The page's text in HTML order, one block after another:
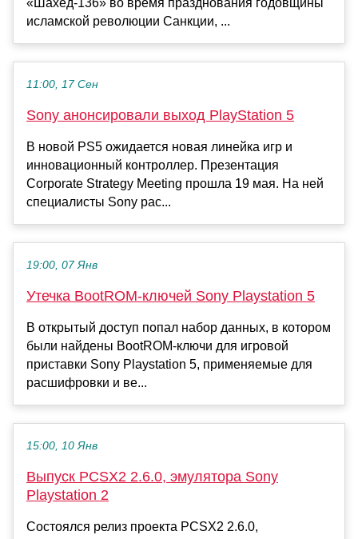
«Шахед-136» во время празднования годовщины
исламской революции Санкции, ...
11:00, 17 Сен
Sony анонсировали выход PlayStation 5
В новой PS5 ожидается новая линейка игр и
инновационный контроллер. Презентация
Corporate Strategy Meeting прошла 19 мая. На ней
специалисты Sony рас...
19:00, 07 Янв
Утечка BootROM-ключей Sony Playstation 5
В открытый доступ попал набор данных, в котором
были найдены BootROM-ключи для игровой
приставки Sony Playstation 5, применяемые для
расшифровки и ве...
15:00, 10 Янв
Выпуск PCSX2 2.6.0, эмулятора Sony
Playstation 2
Состоялся релиз проекта PCSX2 2.6.0,